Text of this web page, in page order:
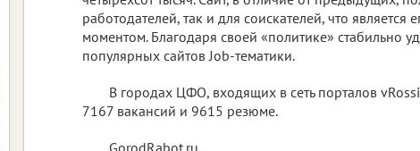
работодателей, так и для соискателей, что
моментом. Благодаря своей «политике» стабильно
популярных сайтов Job-тематики.
В городах ЦФО, входящих в сеть порталов
7167 вакансий и 9615 резюме.
GorodRabot.ru